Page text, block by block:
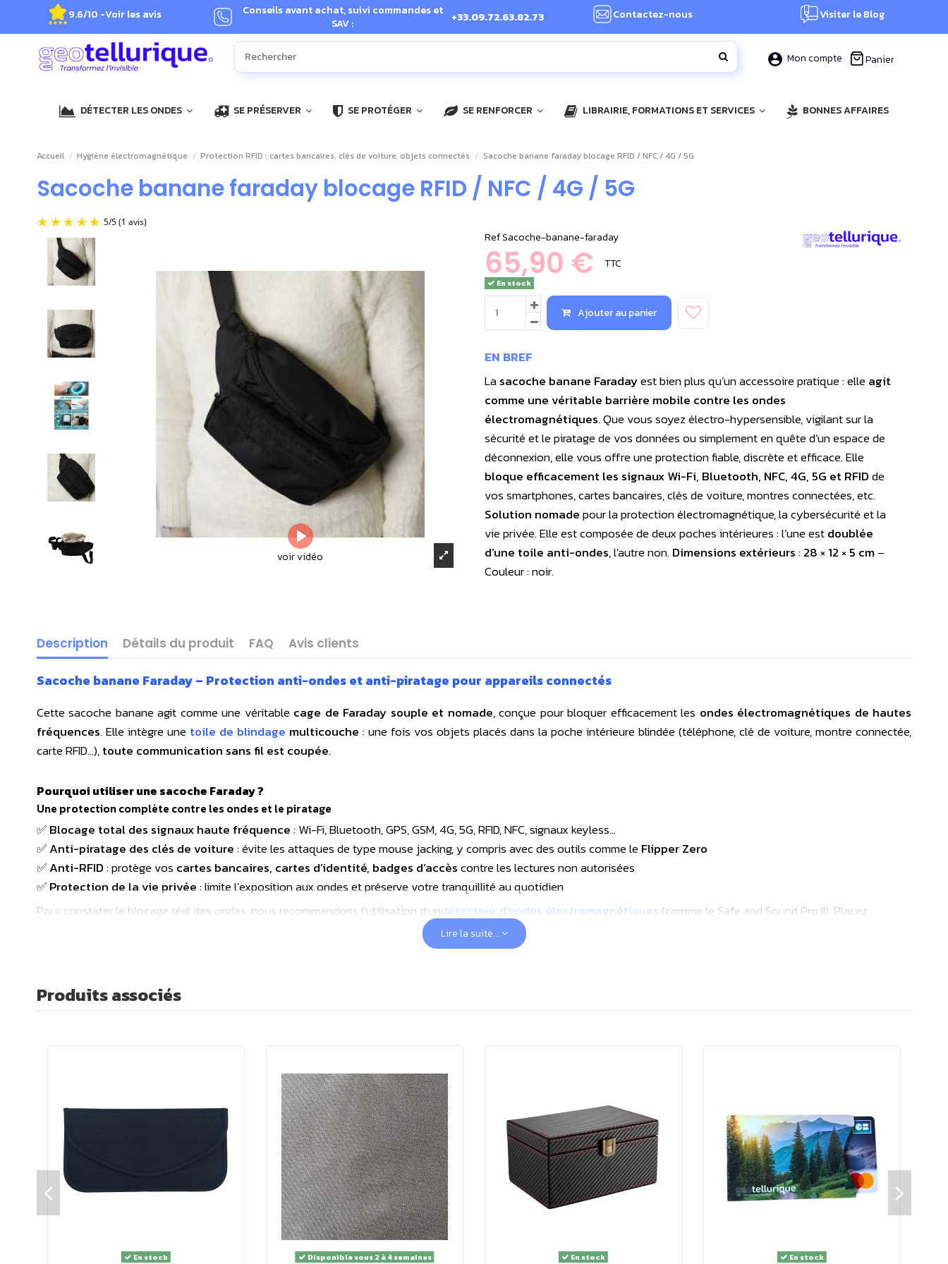
9.6/10 -Voir les avis
Conseils avant achat, suivi commandes et
SAV :
+33.09.72.63.82.73 Contactez-nous Visiter le Blog
Mon compte Panier
DÉTECTER LES ONDES SE PRÉSERVER SE PROTÉGER SE RENFORCER LIBRAIRIE, FORMATIONS ET SERVICES BONNES AFFAIRES
Accueil Hygiène électromagnétique Protection RFID : cartes bancaires, clés de voiture, objets connectés Sacoche banane faraday blocage RFID / NFC / 4G / 5G
Sacoche banane faraday blocage RFID / NFC / 4G / 5G
voir vidéo
RefSacoche-banane-faraday
65,90 € TTC
En stock
Ajouter au panier
EN BREF
Lasacoche banane Faradayest bien plus qu’un accessoire pratique : elleagit
comme une véritable barrière mobile contre les ondes
électromagnétiques. Que vous soyez électro-hypersensible, vigilant sur la
sécurité et le piratage de vos données ou simplement en quête d’un espace de
déconnexion, elle vous offre une protection fiable, discrète et efficace. Elle
bloque efficacement les signaux Wi-Fi, Bluetooth, NFC, 4G, 5G et RFIDde
vos smartphones, cartes bancaires, clés de voiture, montres connectées, etc.
Solution nomadepour la protection électromagnétique, la cybersécurité et la
vie privée. Elle est composée de deux poches intérieures : l’une estdoublée
d’une toile anti-ondes, l'autre non.Dimensions extérieurs:28 × 12 × 5 cm–
Couleur : noir.
Description Détails du produit FAQ Avis clients
Sacoche banane Faraday – Protection anti-ondes et anti-piratage pour appareils connectés
Cette sacoche banane agit comme une véritable cage de Faraday souple et nomade, conçue pour bloquer efficacement les ondes électromagnétiques de hautes
fréquences. Elle intègre une toile de blindage multicouche : une fois vos objets placés dans la poche intérieure blindée (téléphone, clé de voiture, montre connectée,
carte RFID...),toute communication sans fil est coupée.
Pourquoi utiliser une sacoche Faraday ?
Une protection complète contre les ondes et le piratage
✅Blocage total des signaux haute fréquence: Wi-Fi, Bluetooth, GPS, GSM, 4G, 5G, RFID, NFC, signaux keyless...
✅Anti-piratage des clés de voiture: évite les attaques de type mouse jacking, y compris avec des outils comme leFlipper Zero
✅Anti-RFID: protège vos cartes bancaires, cartes d’identité, badges d’accèscontre les lectures non autorisées
✅Protection de la vie privée: limite l’exposition aux ondes et préserve votre tranquillité au quotidien
Pour constater le blocage réel des ondes, nous recommandons l’utilisation d’undétecteur d’ondes électromagnétiques (comme le Safe and Sound Pro II). Placez
l’appareil à l’intérieur de la sacoche et observez la chute immédiate des niveaux de signal.
Lire la suite...
Produits associés
En stock Disponible sous 2 à 4 semaines En stock En stock